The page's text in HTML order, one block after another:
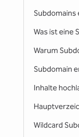
Subdomains
Was ist eine
Warum
Subdomain
Inhalte
Wildcard